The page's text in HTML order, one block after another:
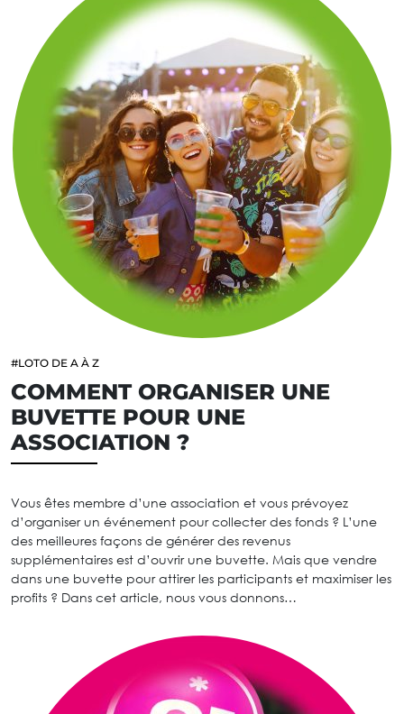
#LOTO DE A À Z
COMMENT ORGANISER UNE
BUVETTE POUR UNE
ASSOCIATION ?
Vous êtes membre d’une association et vous prévoyez
d’organiser un événement pour collecter des fonds ? L’une
des meilleures façons de générer des revenus
supplémentaires est d’ouvrir une buvette. Mais que vendre
dans une buvette pour attirer les participants et maximiser les
profits ? Dans cet article, nous vous donnons…